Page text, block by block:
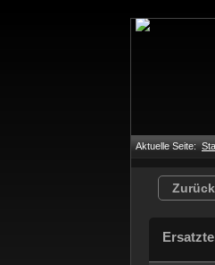
Aktuelle Seite: